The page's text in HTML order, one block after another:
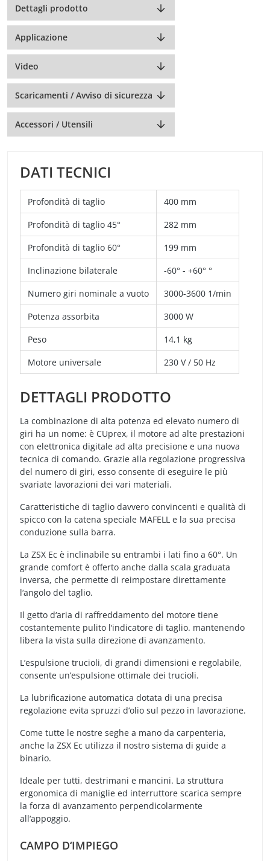
Dettagli prodotto
Applicazione
Video
Scaricamenti / Avviso di sicurezza
Accessori / Utensili
DATI TECNICI
Profondità di taglio
400 mm
Profondità di taglio 45°
282 mm
Profondità di taglio 60°
199 mm
Inclinazione bilaterale
-60° - +60° °
Numero giri nominale a vuoto
3000-3600 1/min
Potenza assorbita
3000 W
Peso
14,1 kg
Motore universale
230 V / 50 Hz
DETTAGLI PRODOTTO
La combinazione di alta potenza ed elevato numero di
giri ha un nome: è CUprex, il motore ad alte prestazioni
con elettronica digitale ad alta precisione e una nuova
tecnica di comando. Grazie alla regolazione progressiva
del numero di giri, esso consente di eseguire le più
svariate lavorazioni dei vari materiali.
Caratteristiche di taglio davvero convincenti e qualità di
spicco con la catena speciale MAFELL e la sua precisa
conduzione sulla barra.
La ZSX Ec è inclinabile su entrambi i lati fino a 60°. Un
grande comfort è offerto anche dalla scala graduata
inversa, che permette di reimpostare direttamente
l‘angolo del taglio.
Il getto d‘aria di raffreddamento del motore tiene
costantemente pulito l‘indicatore di taglio. mantenendo
libera la vista sulla direzione di avanzamento.
L’espulsione trucioli, di grandi dimensioni e regolabile,
consente un’espulsione ottimale dei trucioli.
La lubrificazione automatica dotata di una precisa
regolazione evita spruzzi d‘olio sul pezzo in lavorazione.
Come tutte le nostre seghe a mano da carpenteria,
anche la ZSX Ec utilizza il nostro sistema di guide a
binario.
Ideale per tutti, destrimani e mancini. La struttura
ergonomica di maniglie ed interruttore scarica sempre
la forza di avanzamento perpendicolarmente
all‘appoggio.
CAMPO D‘IMPIEGO